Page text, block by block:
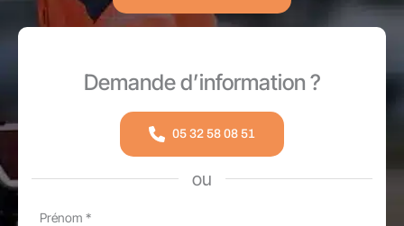
Demande d’information ?
05 32 58 08 51
ou
Formulaire
Prénom *